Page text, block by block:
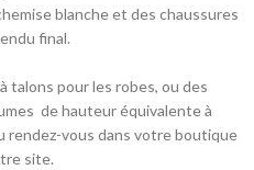
blanche et des chaussures
final.
talons pour les robes, ou des
de hauteur équivalente à
rendez-vous dans votre boutique
site.